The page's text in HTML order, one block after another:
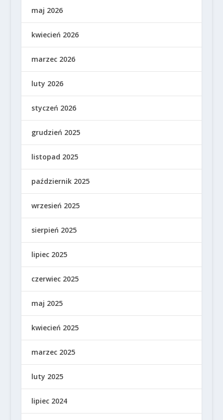
maj 2026
kwiecień 2026
marzec 2026
luty 2026
styczeń 2026
grudzień 2025
listopad 2025
październik 2025
wrzesień 2025
sierpień 2025
lipiec 2025
czerwiec 2025
maj 2025
kwiecień 2025
marzec 2025
luty 2025
lipiec 2024